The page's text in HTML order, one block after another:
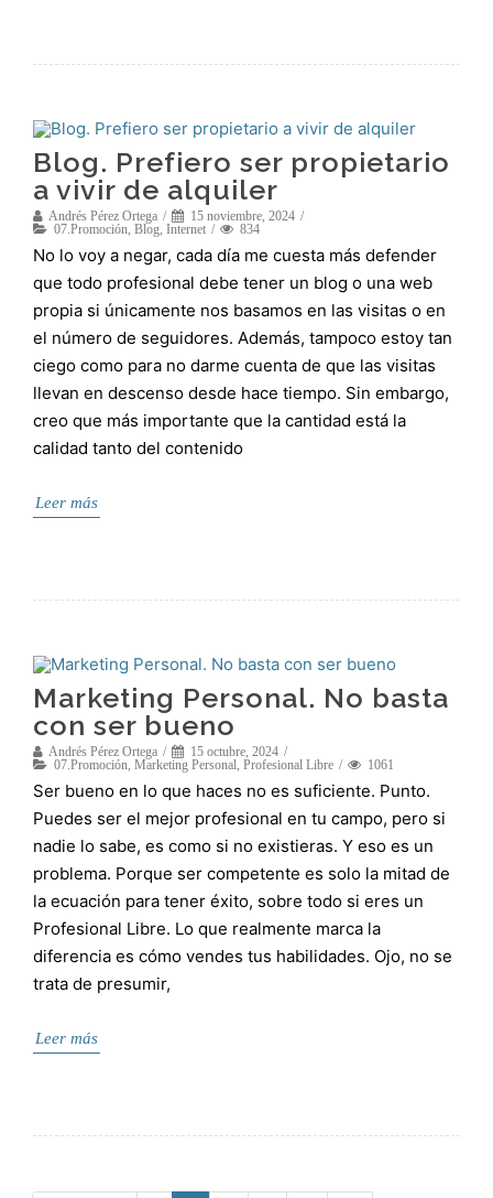
Blog. Prefiero ser propietario
a vivir de alquiler
Andrés Pérez Ortega
15 noviembre, 2024
07.Promoción Blog Internet 834
No lo voy a negar, cada día me cuesta más defender
que todo profesional debe tener un blog o una web
propia si únicamente nos basamos en las visitas o en
el número de seguidores. Además, tampoco estoy tan
ciego como para no darme cuenta de que las visitas
llevan en descenso desde hace tiempo. Sin embargo,
creo que más importante que la cantidad está la
calidad tanto del contenido
Leer más
Marketing Personal. No basta
con ser bueno
Andrés Pérez Ortega
15 octubre, 2024
07.Promoción Marketing Personal Profesional Libre 1061
Ser bueno en lo que haces no es suficiente. Punto.
Puedes ser el mejor profesional en tu campo, pero si
nadie lo sabe, es como si no existieras. Y eso es un
problema. Porque ser competente es solo la mitad de
la ecuación para tener éxito, sobre todo si eres un
Profesional Libre. Lo que realmente marca la
diferencia es cómo vendes tus habilidades. Ojo, no se
trata de presumir,
Leer más